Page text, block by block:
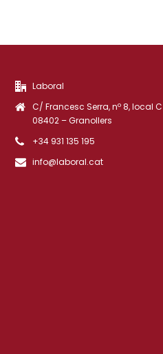
Laboral
C/ Francesc Serra, nº 8, local C
08402 – Granollers
+34 931 135 195
info@laboral.cat